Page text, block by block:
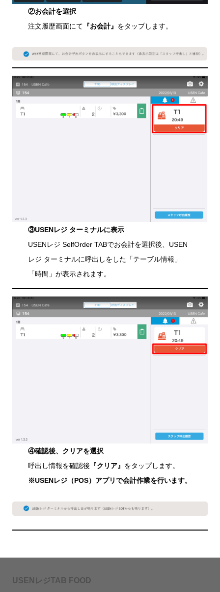
②お会計を選択
注文履歴画面にて 『お会計』 をタップします。
③USENレジ ターミナルに表示
USENレジ SelfOrder TABでお会計を選択後、USEN
レジ ターミナルに呼出しをした「テーブル情報」
「時間」が表示されます。
④確認後、クリアを選択
呼出し情報を確認後 『クリア』 をタップします。
※USENレジ（POS）アプリで会計作業を行います。
USENレジTAB FOOD